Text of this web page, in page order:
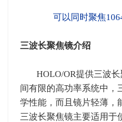
可以同时聚焦
三波长聚焦镜介绍
HOLO/OR提供三波
间有限的高功率系统中，
学性能，而且镜片轻薄，
三波长聚焦镜主要适用于